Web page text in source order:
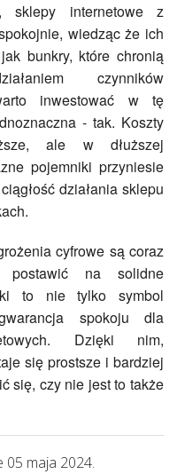
sklepy internetowe z
wiedząc że ich
bunkry, które chronią
czynników
inwestować w tę
- tak. Koszty
ale w dłuższej
pojemniki przyniesie
działania sklepu
cyfrowe są coraz
postawić na solidne
to nie tylko symbol
spokoju dla
Dzięki nim,
się prostsze i bardziej
się, czy nie jest to także
maja 2024.